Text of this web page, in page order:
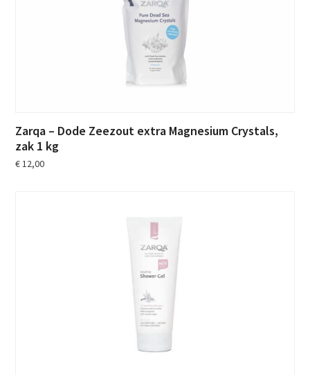
Zarqa – Dode Zeezout extra Magnesium Crystals,
zak 1 kg
€12,00